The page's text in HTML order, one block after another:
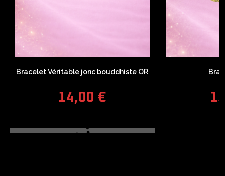
Bracelet Véritable jonc bouddhiste OR
14,00 €